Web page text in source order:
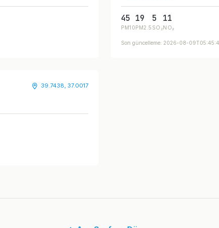
45
PM10
19
PM2.5
5
SO₂
11
NO₂
Son güncelleme: 2026-08-
39.7438, 37.0017